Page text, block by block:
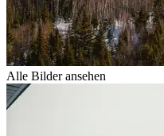
Alle Bilder ansehen